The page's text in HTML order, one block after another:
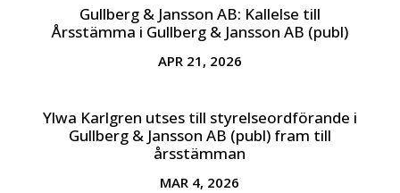
Gullberg & Jansson AB: Kallelse till
Årsstämma i Gullberg & Jansson AB (publ)
APR 21, 2026
Ylwa Karlgren utses till styrelseordförande i
Gullberg & Jansson AB (publ) fram till
årsstämman
MAR 4, 2026